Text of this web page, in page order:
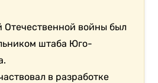
Отечественной войны был
штаба Юго-
в разработке